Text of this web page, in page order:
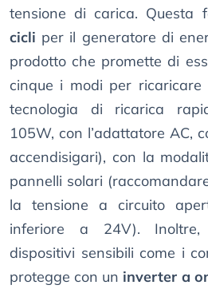
tensione di carica. Questa
cicli per il generatore di
prodotto che promette di
cinque i modi per
tecnologia di ricarica
105W, con l’adattatore AC,
accendisigari), con la
pannelli solari
la tensione a circuito
inferiore a 24V).
dispositivi sensibili come i
protegge con un inverter a